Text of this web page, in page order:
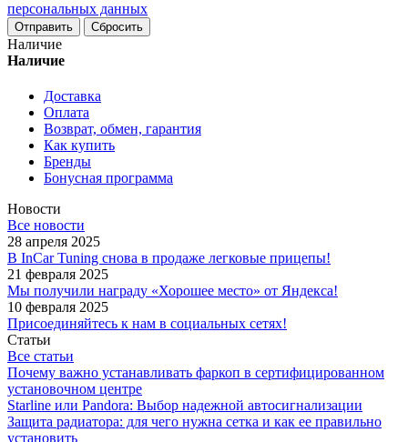
персональных данных
Сбросить
Наличие
Наличие
Доставка
Оплата
Возврат, обмен, гарантия
Как купить
Бренды
Бонусная программа
Новости
Все новости
28 апреля 2025
В InCar Tuning снова в продаже легковые прицепы!
21 февраля 2025
Мы получили награду «Хорошее место» от Яндекса!
10 февраля 2025
Присоединяйтесь к нам в социальных сетях!
Статьи
Все статьи
Почему важно устанавливать фаркоп в сертифицированном
установочном центре
Starline или Pandora: Выбор надежной автосигнализации
Защита радиатора: для чего нужна сетка и как ее правильно
установить